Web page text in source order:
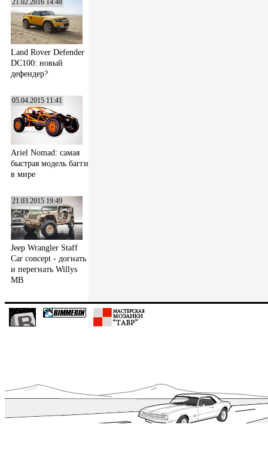
Land Rover Defender
DC100: новый
дефендер?
05.04.2015 11:41
Ariel Nomad: самая
быстрая модель багги
в мире
21.03.2015 19:49
Jeep Wrangler Staff
Car concept - догнать
и перегнать Willys
MB